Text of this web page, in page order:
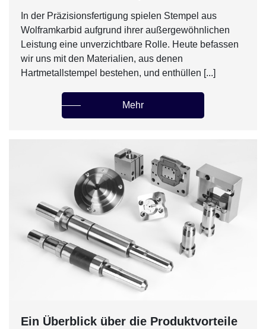
In der Präzisionsfertigung spielen Stempel aus
Wolframkarbid aufgrund ihrer außergewöhnlichen
Leistung eine unverzichtbare Rolle. Heute befassen
wir uns mit den Materialien, aus denen
Hartmetallstempel bestehen, und enthüllen [...]
Mehr
Ein Überblick über die Produktvorteile